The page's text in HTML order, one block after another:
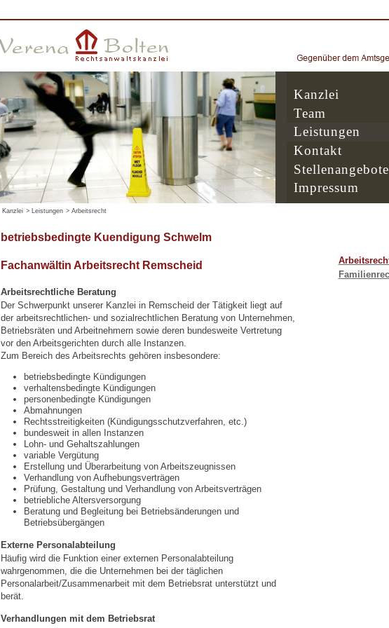
Kanzlei
Team
Leistungen
Kontakt
Stellenangebote
Impressum
Kanzlei > Leistungen > Arbeitsrecht
betriebsbedingte Kuendigung Schwelm
Fachanwältin Arbeitsrecht Remscheid
Arbeitsrechtliche Beratung
Der Schwerpunkt unserer Kanzlei in Remscheid der Tätigkeit liegt auf
der arbeitsrechtlichen- und sozialrechtlichen Beratung von Unternehmen,
Betriebsräten und Arbeitnehmern sowie deren bundesweite Vertretung
vor den Arbeitsgerichten durch alle Instanzen.
Zum Bereich des Arbeitsrechts gehören insbesondere:
betriebsbedingte Kündigungen
verhaltensbedingte Kündigungen
personenbedingte Kündigungen
Abmahnungen
Rechtsstreitigkeiten (Kündigungsschutzverfahren, etc.)
bundesweit in allen Instanzen
Lohn- und Gehaltszahlungen
variable Vergütung
Erstellung und Überarbeitung von Arbeitszeugnissen
Verhandlung von Aufhebungsverträgen
Prüfung, Gestaltung und Verhandlung von Arbeitsverträgen
betriebliche Altersversorgung
Beratung und Begleitung bei Betriebsänderungen und
Betriebsübergängen
Externe Personalabteilung
Häufig wird die Funktion einer externen Personalabteilung
wahrgenommen, die die Unternehmen bei der täglichen
Personalarbeit/Zusammenarbeit mit dem Betriebsrat unterstützt und
berät.
Verhandlungen mit dem Betriebsrat